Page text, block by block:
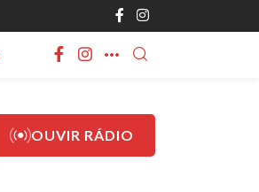
OUVIR RÁDIO